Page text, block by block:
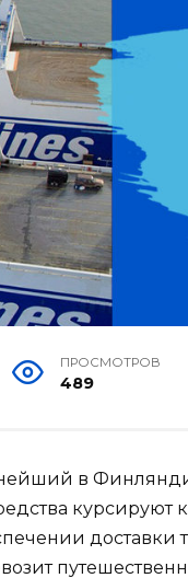
ПРОСМОТРОВ
489
в
курсируют